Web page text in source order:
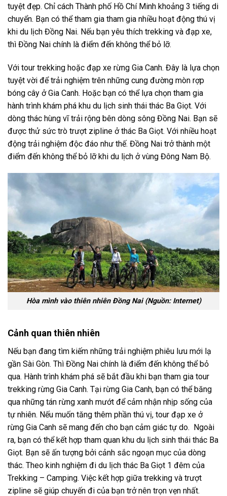
tuyệt đẹp. Chỉ cách Thành phố Hồ Chí Minh khoảng 3 tiếng di
chuyển. Bạn có thể tham gia tham gia nhiều hoạt động thú vị
khi du lịch Đồng Nai. Nếu bạn yêu thích trekking và đạp xe,
thì Đồng Nai chính là điểm đến không thể bỏ lỡ.
Với tour trekking hoặc đạp xe rừng Gia Canh. Đây là lựa chọn
tuyệt vời để trải nghiệm trên những cung đường mòn rợp
bóng cây ở Gia Canh. Hoặc bạn có thể lựa chọn tham gia
hành trình khám phá khu du lịch sinh thái thác Ba Giọt. Với
dòng thác hùng vĩ trải rộng bên dòng sông Đồng Nai. Bạn sẽ
được thử sức trò trượt zipline ở thác Ba Giọt. Với nhiều hoạt
động trải nghiệm độc đáo như thế. Đồng Nai trở thành một
điểm đến không thể bỏ lỡ khi du lịch ở vùng Đông Nam Bộ.
Hòa mình vào thiên nhiên Đồng Nai (Nguồn: Internet)
Cảnh quan thiên nhiên
Nếu bạn đang tìm kiếm những trải nghiệm phiêu lưu mới lạ
gần Sài Gòn. Thì Đồng Nai chính là điểm đến không thể bỏ
qua. Hành trình khám phá sẽ bắt đầu khi bạn tham gia tour
trekking rừng Gia Canh. Tại rừng Gia Canh, bạn có thể băng
qua những tán rừng xanh mướt để cảm nhận nhịp sống của
tự nhiên. Nếu muốn tăng thêm phần thú vị, tour đạp xe ở
rừng Gia Canh sẽ mang đến cho bạn cảm giác tự do. Ngoài
ra, bạn có thể kết hợp tham quan khu du lịch sinh thái thác Ba
Giọt. Bạn sẽ ấn tượng bởi cảnh sắc ngoạn mục của dòng
thác. Theo kinh nghiệm đi du lịch thác Ba Giọt 1 đêm của
Trekking – Camping. Việc kết hợp giữa trekking và trượt
zipline sẽ giúp chuyến đi của bạn trở nên trọn vẹn nhất.